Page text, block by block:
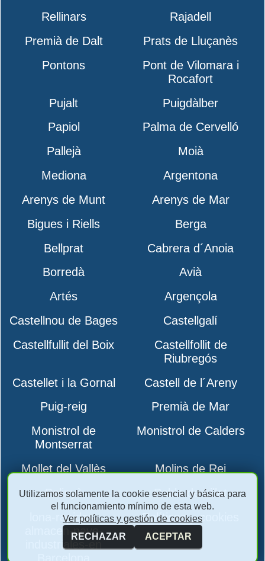
Rellinars
Rajadell
Premià de Dalt
Prats de Lluçanès
Pontons
Pont de Vilomara i
Rocafort
Pujalt
Puigdàlber
Papiol
Palma de Cervelló
Pallejà
Moià
Mediona
Argentona
Arenys de Munt
Arenys de Mar
Bigues i Riells
Berga
Bellprat
Cabrera d´Anoia
Borredà
Avià
Artés
Argençola
Castellnou de Bages
Castellgalí
Castellfullit del Boix
Castellfollit de
Riubregós
Castellet i la Gornal
Castell de l´Areny
Puig-reig
Premià de Mar
Monistrol de
Montserrat
Monistrol de Calders
Mollet del Vallès
Molins de Rei
Polinyà
Pobla de Lillet
lona-rapidas-
almacen-nave-
industriales-en
Políticas y cookies
Utilizamos solamente la cookie esencial y básica para
el funcionamiento mínimo de esta web.
Ver políticas y gestión de cookies
RECHAZAR
ACEPTAR